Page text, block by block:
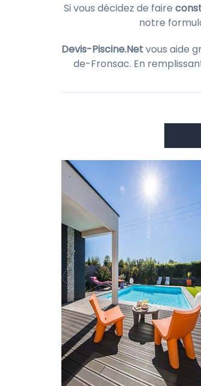
Si vous décidez de faire
notre
Devis-Piscine.Netvous aide
de-Fronsac. En